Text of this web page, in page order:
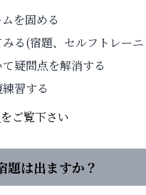
を固める
みる(宿題、セルフトレー
疑問点を解消する
習する
をご覧下さい
は出ますか？